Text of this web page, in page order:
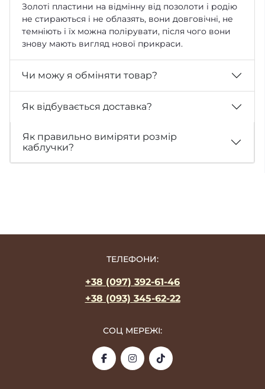
Золоті пластини на відмінну від позолоти і родію
не стираються і не облазять, вони довговічні, не
темніють і їх можна полірувати, після чого вони
знову мають вигляд нової прикраси.
Чи можу я обміняти товар?
Як відбувається доставка?
Як правильно виміряти розмір
каблучки?
ТЕЛЕФОНИ:
+38 (097) 392-61-46
+38 (093) 345-62-22
СОЦ МЕРЕЖІ: